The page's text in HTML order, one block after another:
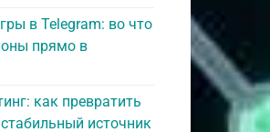
в Telegram: во что
прямо в
как превратить
источник